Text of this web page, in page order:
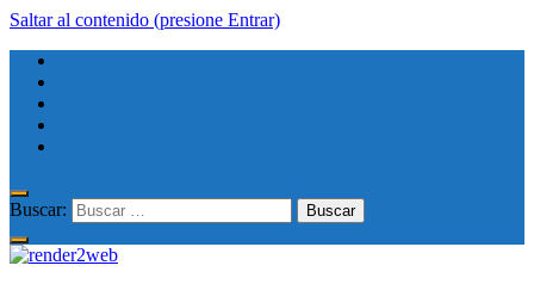
Saltar al contenido (presione Entrar)
Buscar: